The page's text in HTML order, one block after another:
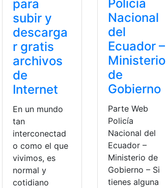
para
subir y
descarga
r gratis
archivos
de
Internet
En un mundo
tan
interconectad
o como el que
vivimos, es
normal y
cotidiano
Policía
Nacional
del
Ecuador –
Ministerio
de
Gobierno
Parte Web
Policía
Nacional del
Ecuador –
Ministerio de
Gobierno – Si
tienes alguna